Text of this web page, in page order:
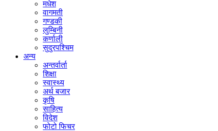
मधेश
वागमती
गण्डकी
लुम्बिनी
कर्णाली
सुदुरपश्चिम
अन्य
अन्तर्वार्ता
शिक्षा
स्वास्थ्य
अर्थ बजार
कृषि
साहित्य
विदेश
फोटो फिचर